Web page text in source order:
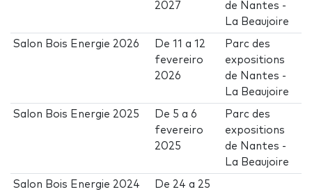
2027
de Nantes -
La Beaujoire
Salon Bois Energie 2026 De11 a12
fevereiro
2026
Parc des
expositions
de Nantes -
La Beaujoire
Salon Bois Energie 2025 De 5 a6
fevereiro
2025
Parc des
expositions
de Nantes -
La Beaujoire
Salon Bois Energie 2024 De 24 a 25